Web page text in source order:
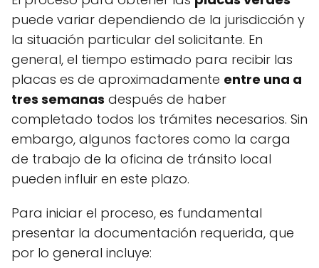
puede variar dependiendo de la jurisdicción y
la situación particular del solicitante. En
general, el tiempo estimado para recibir las
placas es de aproximadamente entre una a
tres semanas después de haber
completado todos los trámites necesarios. Sin
embargo, algunos factores como la carga
de trabajo de la oficina de tránsito local
pueden influir en este plazo.
Para iniciar el proceso, es fundamental
presentar la documentación requerida, que
por lo general incluye: